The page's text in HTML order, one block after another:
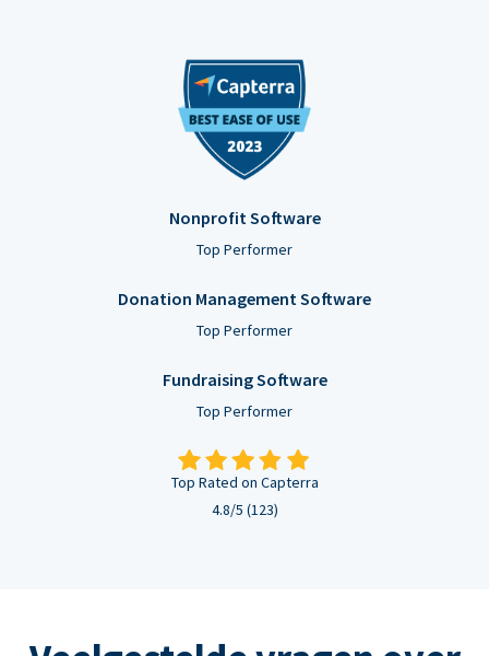
Nonprofit Software
Top Performer
Donation Management Software
Top Performer
Fundraising Software
Top Performer
Top Rated on Capterra
4.8/5 (123)